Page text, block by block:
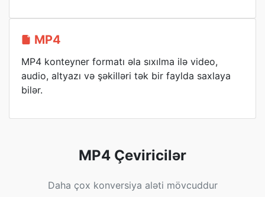
MP4
MP4 konteyner formatı əla sıxılma ilə video,
audio, altyazı və şəkilləri tək bir faylda saxlaya
bilər.
MP4 Çeviricilər
Daha çox konversiya aləti mövcuddur